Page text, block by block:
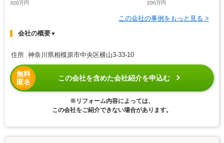
320万円
200万円
この会社の事例をもっと見る >
会社の概要▼
住所 神奈川県相模原市中央区横山3-33-10
無料
匿名
この会社を含めた会社紹介を申込む
※リフォーム内容によっては、
この会社をご紹介できない場合があります。